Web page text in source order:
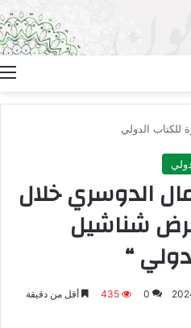
الدولي
الدوسري خلال
شناشيل
“
0
435 أقل من دقيقة